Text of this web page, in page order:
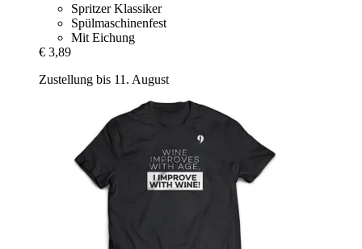
Spritzer Klassiker
Spülmaschinenfest
Mit Eichung
€ 3,89
Zustellung bis 11. August